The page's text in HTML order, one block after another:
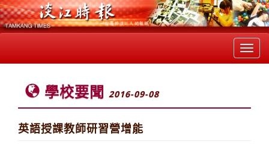
學校要聞 2016-09-08
英語授課教師研習營增能